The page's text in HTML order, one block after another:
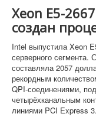
Xeon E5-
создан
Intel выпустила Xeon
серверного сегмента.
составляла 2057
рекордным
QPI-соединениями,
четырёхканальным
линиями PCI Express